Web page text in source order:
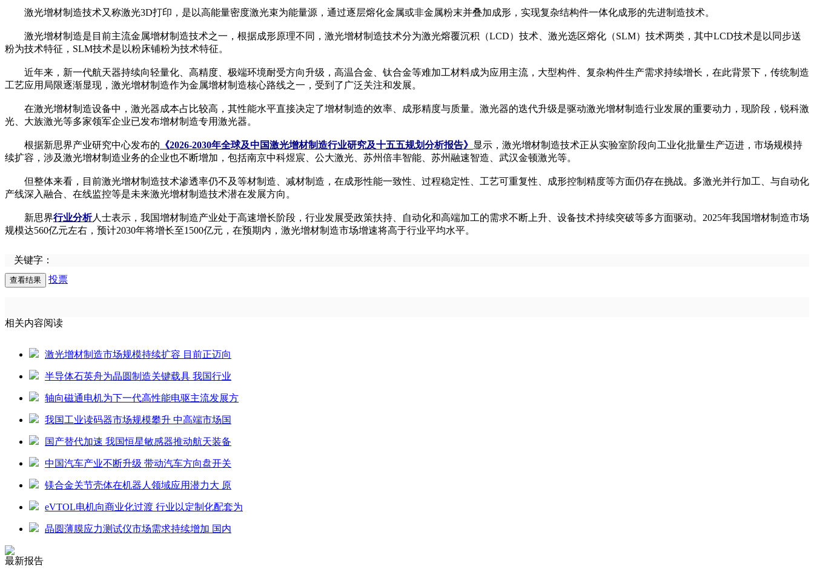
激光增材制造技术又称激光3D打印，是以高能量密度激光束为能量源，通过逐层熔化金属或非金属粉末并叠加成形，实现复杂结构件一体化成形的先进制造技术。
激光增材制造是目前主流金属增材制造技术之一，根据成形原理不同，激光增材制造技术分为激光熔覆沉积（LCD）技术、激光选区熔化（SLM）技术两类，其中LCD技术是以同步送
粉为技术特征，SLM技术是以粉床铺粉为技术特征。
近年来，新一代航天器持续向轻量化、高精度、极端环境耐受方向升级，高温合金、钛合金等难加工材料成为应用主流，大型构件、复杂构件生产需求持续增长，在此背景下，传统制造
工艺应用局限逐渐显现，激光增材制造作为金属增材制造核心路线之一，受到了广泛关注和发展。
在激光增材制造设备中，激光器成本占比较高，其性能水平直接决定了增材制造的效率、成形精度与质量。激光器的迭代升级是驱动激光增材制造行业发展的重要动力，现阶段，锐科激
光、大族激光等多家领军企业已发布增材制造专用激光器。
根据新思界产业研究中心发布的 《2026-2030年全球及中国激光增材制造行业研究及十五五规划分析报告》 显示，激光增材制造技术正从实验室阶段向工业化批量生产迈进，市场规模持
续扩容，涉及激光增材制造业务的企业也不断增加，包括南京中科煜宸、公大激光、苏州倍丰智能、苏州融速智造、武汉金顿激光等。
但整体来看，目前激光增材制造技术渗透率仍不及等材制造、减材制造，在成形性能一致性、过程稳定性、工艺可重复性、成形控制精度等方面仍存在挑战。多激光并行加工、与自动化
产线深入融合、在线监控等是未来激光增材制造技术潜在发展方向。
新思界行业分析人士表示，我国增材制造产业处于高速增长阶段，行业发展受政策扶持、自动化和高端加工的需求不断上升、设备技术持续突破等多方面驱动。2025年我国增材制造市场
规模达560亿元左右，预计2030年将增长至1500亿元，在预期内，激光增材制造市场增速将高于行业平均水平。
关键字：
投票
相关内容阅读
激光增材制造市场规模持续扩容 目前正迈向
半导体石英舟为晶圆制造关键载具 我国行业
轴向磁通电机为下一代高性能电驱主流发展方
我国工业读码器市场规模攀升 中高端市场国
国产替代加速 我国恒星敏感器推动航天装备
中国汽车产业不断升级 带动汽车方向盘开关
镁合金关节壳体在机器人领域应用潜力大 原
eVTOL电机向商业化过渡 行业以定制化配套为
晶圆薄膜应力测试仪市场需求持续增加 国内
最新报告